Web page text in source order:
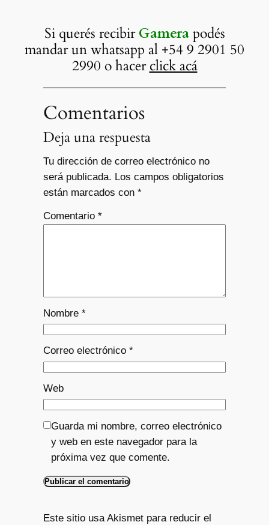
Si querés recibirGamerapodés
mandar un whatsapp al +54 9 2901 50
2990 o hacerclick acá
Comentarios
Deja una respuesta
Tu dirección de correo electrónico no
será publicada. Los campos obligatorios
están marcados con *
Comentario *
Nombre *
Correo electrónico *
Web
Guarda mi nombre, correo electrónico
y web en este navegador para la
próxima vez que comente.
Este sitio usa Akismet para reducir el